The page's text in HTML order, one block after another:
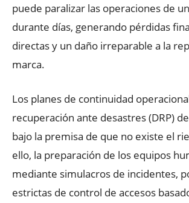
puede paralizar las operaciones de
durante días, generando pérdidas
directas y un daño irreparable a la
marca.
Los planes de continuidad
recuperación ante desastres (DRP)
bajo la premisa de que no existe el
ello, la preparación de los equipos
mediante simulacros de incidentes,
estrictas de control de accesos